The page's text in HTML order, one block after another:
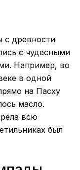
с древности
с чудесными
Например, во
в одной
на Пасху
масло.
всю
был